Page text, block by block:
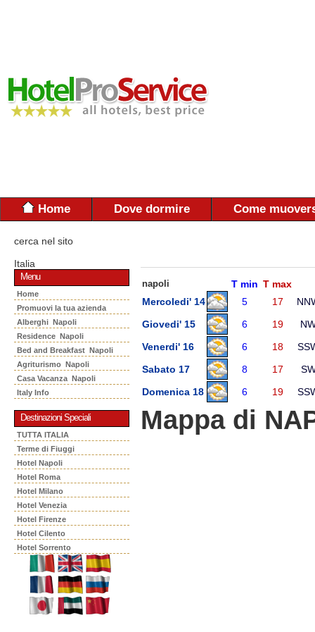
Home Dove dormire Come
cerca nel sito
Italia
Menu
Home
Promuovi la tua azienda
Alberghi Napoli
Residence Napoli
Bed and Breakfast Napoli
Agriturismo Napoli
Casa Vacanza Napoli
Italy Info
Destinazioni Speciali
TUTTA ITALIA
Terme di Fiuggi
Hotel Napoli
Hotel Roma
Hotel Milano
Hotel Venezia
Hotel Firenze
Hotel Cilento
Hotel Sorrento
napoli T min T max
Mercoledi' 14
5 17
Giovedi' 15
6 19
Venerdi' 16
6 18
Sabato 17
8 17
Domenica 18
6 19
Mappa di